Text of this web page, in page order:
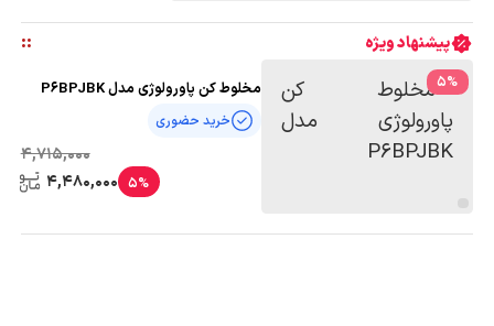
پیشنهاد ویژه ::
%
5 مخلوط کن پاورولوژی مدل P6BPJBK
خرید حضوری
4,715,000
5%
4,480,000